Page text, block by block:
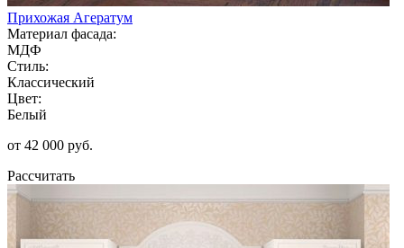
Прихожая Агератум
Материал фасада:
МДФ
Стиль:
Классический
Цвет:
Белый
от 42 000 руб.
Рассчитать